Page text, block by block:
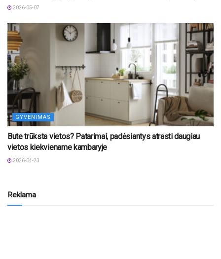
2026-05-07
GYVENIMAS
Bute trūksta vietos? Patarimai, padėsiantys atrasti daugiau
vietos kiekviename kambaryje
2026-04-23
Reklama